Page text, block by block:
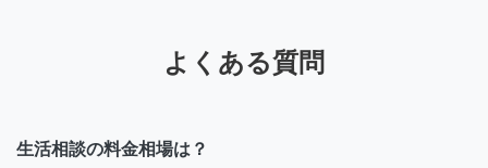
よくある質問
生活相談の料金相場は？